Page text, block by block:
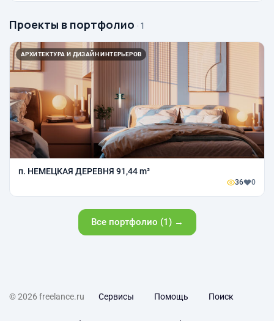
Проекты в портфолио · 1
АРХИТЕКТУРА И ДИЗАЙН ИНТЕРЬЕРОВ
п. НЕМЕЦКАЯ ДЕРЕВНЯ 91,44 m²
36 0
Все портфолио (1) →
© 2026 freelance.ru Сервисы Помощь Поиск